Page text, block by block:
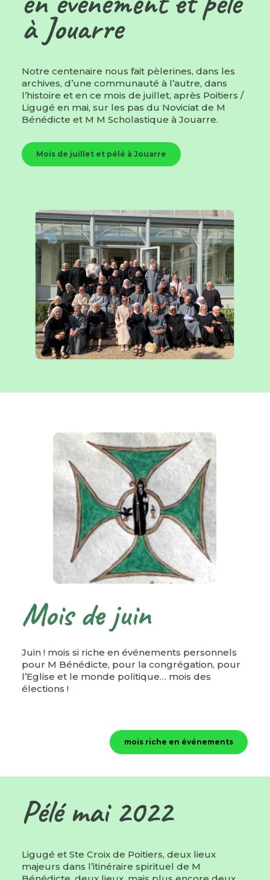
à Jouarre
Notre centenaire nous fait pèlerines, dans les
archives, d’une communauté à l’autre, dans
l’histoire et en ce mois de juillet, après Poitiers /
Ligugé en mai, sur les pas du Noviciat de M
Bénédicte et M M Scholastique à Jouarre.
Mois de juillet et pélé à Jouarre
Mois de juin
Juin ! mois si riche en événements personnels
pour M Bénédicte, pour la congrégation, pour
l’Eglise et le monde politique… mois des
élections !
mois riche en événements
Pélé mai 2022
Ligugé et Ste Croix de Poitiers, deux lieux
majeurs dans l’itinéraire spirituel de M